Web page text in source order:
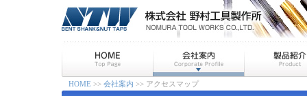
HOME >> 会社案内 >> アクセスマップ